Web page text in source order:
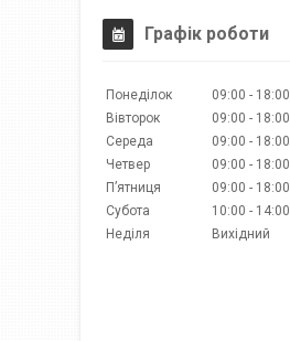
Графік роботи
Понеділок 09:00
18:00
Вівторок
09:00
18:00
Середа
09:00
18:00
Четвер
09:00
18:00
Пʼятниця
09:00
18:00
Субота
10:00
14:00
Неділя
Вихідний